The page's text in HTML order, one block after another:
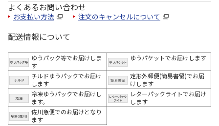
よくあるお問い合わせ
お支払い方法 注文のキャンセルについて
配送情報について
ゆうパック等でお届けしま
す
ゆうパケットでお届けします
チルドゆうパックでお届け
します
定形外郵便(簡易書留)でお届
けします
冷凍ゆうパックでお届けし
ます。
レターパックライトでお届け
します
佐川急便でのお届けとなり
ます